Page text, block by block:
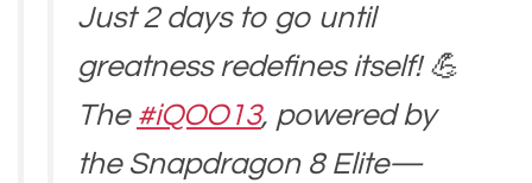
Just 2 days to go until
greatness redefines itself! 💪
The #iQOO13, powered by
the Snapdragon 8 Elite—